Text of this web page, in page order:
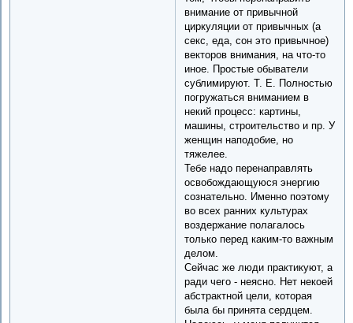
внимание от привычной
циркуляции от привычных (а
секс, еда, сон это привычное)
векторов внимания, на что-то
иное. Простые обыватели
сублимируют. Т. Е. Полностью
погружаться вниманием в
некий процесс: картины,
машины, строительство и пр. У
женщин наподобие, но
тяжелее.
Тебе надо перенаправлять
освобождающуюся энергию
сознательно. Именно поэтому
во всех ранних культурах
воздержание полагалось
только перед каким-то важным
делом.
Сейчас же люди практикуют, а
ради чего - неясно. Нет некоей
абстрактной цели, которая
была бы принята сердцем.